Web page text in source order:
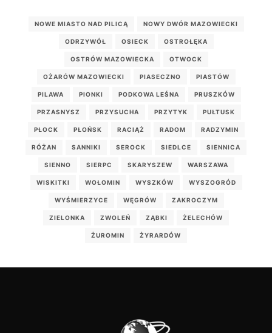
NOWE MIASTO NAD PILICĄ NOWY DWÓR MAZOWIECKI
ODRZYWÓŁ OSIECK OSTROŁĘKA
OSTRÓW MAZOWIECKA OTWOCK
OŻARÓW MAZOWIECKI PIASECZNO PIASTÓW
PILAWA PIONKI PODKOWA LEŚNA PRUSZKÓW
PRZASNYSZ PRZYSUCHA PRZYTYK PUŁTUSK
PŁOCK PŁOŃSK RACIĄŻ RADOM RADZYMIN
RÓŻAN SANNIKI SEROCK SIEDLCE SIENNICA
SIENNO SIERPC SKARYSZEW WARSZAWA
WISKITKI WOŁOMIN WYSZKÓW WYSZOGRÓD
WYŚMIERZYCE WĘGRÓW ZAKROCZYM
ZIELONKA ZWOLEŃ ZĄBKI ŻELECHÓW
ŻUROMIN ŻYRARDÓW